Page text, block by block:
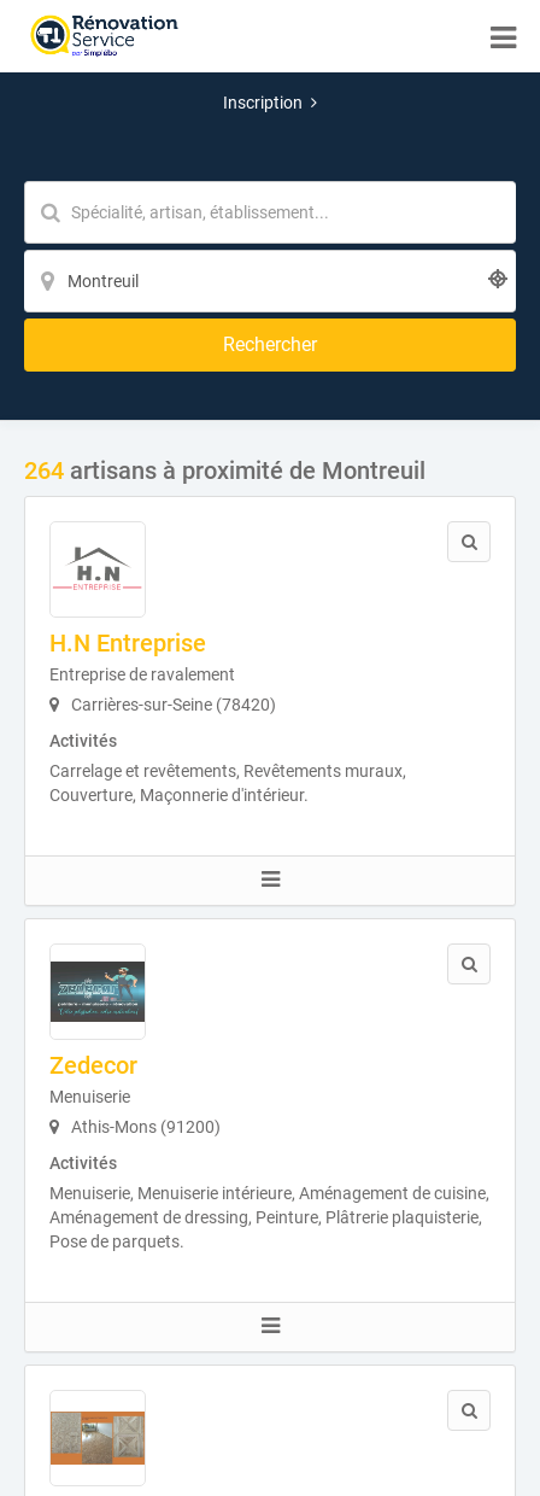
Inscription
Rechercher
264 artisans à proximité de Montreuil
H.N Entreprise
Entreprise de ravalement
Carrières-sur-Seine (78420)
Activités
Carrelage et revêtements, Revêtements muraux,
Couverture, Maçonnerie d'intérieur.
Zedecor
Menuiserie
Athis-Mons (91200)
Activités
Menuiserie, Menuiserie intérieure, Aménagement de cuisine,
Aménagement de dressing, Peinture, Plâtrerie plaquisterie,
Pose de parquets.